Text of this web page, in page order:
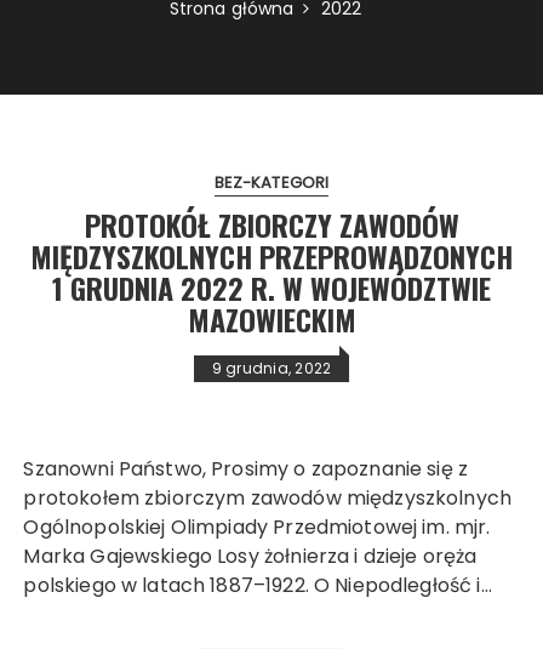
Strona główna 2022
BEZ-KATEGORI
PROTOKÓŁ ZBIORCZY ZAWODÓW
MIĘDZYSZKOLNYCH PRZEPROWADZONYCH
1 GRUDNIA 2022 R. W WOJEWÓDZTWIE
MAZOWIECKIM
9 grudnia, 2022
Szanowni Państwo, Prosimy o zapoznanie się z
protokołem zbiorczym zawodów międzyszkolnych
Ogólnopolskiej Olimpiady Przedmiotowej im. mjr.
Marka Gajewskiego Losy żołnierza i dzieje oręża
polskiego w latach 1887–1922. O Niepodległość i…